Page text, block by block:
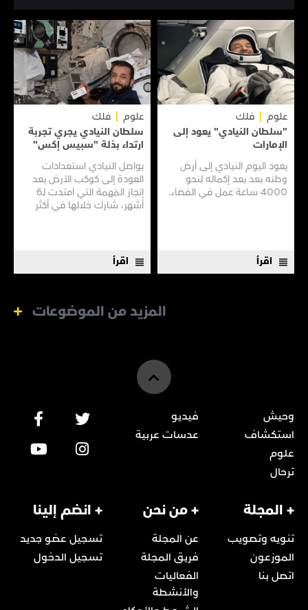
علوم
فلك
"سلطان النيادي" يعود إلى
الإمارات
يعود اليوم النيادي إلى أرض
وطنه بعد بعد إكماله لنحو
4000 ساعة عمل في الفضاء.
اقرأ
علوم
فلك
سلطان النيادي يجري تجربة
ارتداء بذلة "سبيس إكس"
يواصل النيادي استعدادات
العودة إلى كوكب الأرض بعد
إنجاز المَهمة التي امتدت لـ6
أشهر، شارك خلالها في أكثر
اقرأ
المزيد من الموضوعات
وحيش
استكشاف
علوم
ترحال
فيديو
عدسات عربية
+ المجلة
تنويه وتصويب
الموزعون
اتصل بنا
+ من نحن
عن المجلة
فريق المجلة
الفعاليات
والأنشطة
+ انضم إلينا
تسجيل عضو جديد
تسجيل الدخول